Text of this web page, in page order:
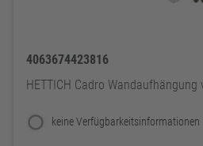
4063674423816
HETTICH Cadro Wandaufhängung
keine Verfügbarkeitsinformationen